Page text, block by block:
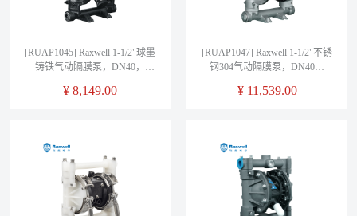
[RUAP1045] Raxwell 1-1/2"球墨
铸铁气动隔膜泵，DN40，
备注，RUAP1045，1台
¥ 8,149.00
[RUAP1047] Raxwell 1-1/2"不锈
钢304气动隔膜泵，DN40，
备注，RUAP1047，1台
¥ 11,539.00